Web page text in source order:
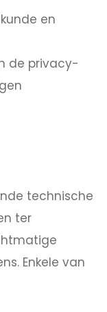
en
de privacy-
technische
ter
Enkele van